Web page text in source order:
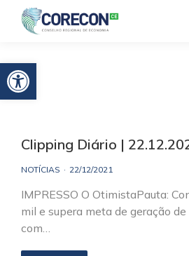
Barra de Ferramentas Aberta
Clipping Diário |
NOTÍCIAS 22/12/2021
IMPRESSO O OtimistaPauta:
mil e supera meta de geração
com…